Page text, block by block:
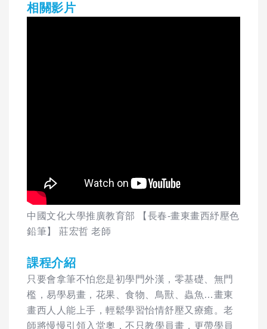
相關影片
中國文化大學推廣教育部 【長春-畫東畫西紓壓色
鉛筆】 莊宏哲 老師
課程介紹
只要會拿筆不怕您是初學門外漢，零基礎、無門
檻，易學易畫，花果、食物、鳥獸、蟲魚…畫東
畫西人人能上手，輕鬆學習怡情舒壓又療癒。老
師將慢慢引領入堂奧，不只教學員畫，更帶學員